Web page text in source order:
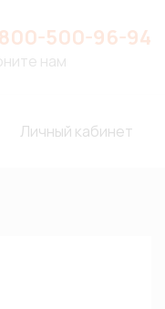
500-96-94
нам
Личный кабинет